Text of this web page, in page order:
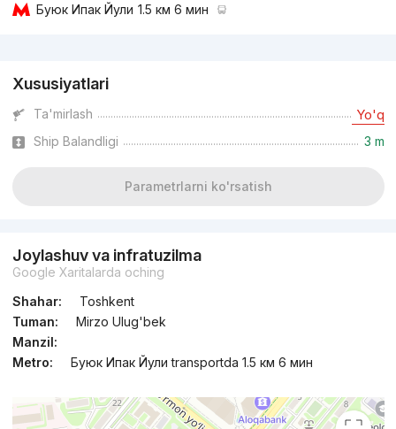
Буюк Ипак Йули 1.5 км 6 мин
Xususiyatlari
Ta'mirlash Yo'q
Ship Balandligi 3 m
Parametrlarni ko'rsatish
Joylashuv va infratuzilma
Google Xaritalarda oching
Shahar:
Toshkent
Tuman:
Mirzo Ulug'bek
Manzil:
Metro:
Буюк Ипак Йули transportda 1.5 км 6 мин